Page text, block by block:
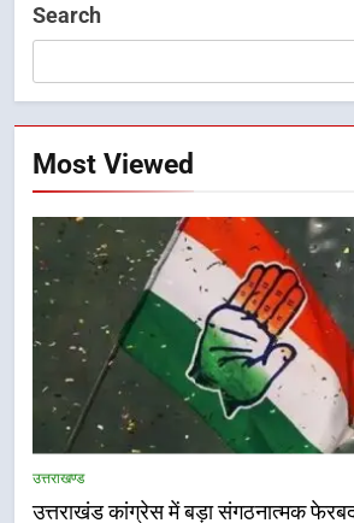
Search
Most Viewed
उत्तराखण्ड
उत्तराखंड कांग्रेस में बड़ा संगठनात्मक
भारी से बहुत भारी
जिला प्रशासन